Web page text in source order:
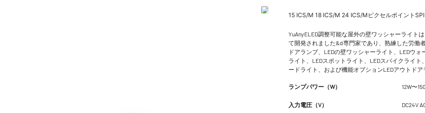
15 ICS/M 18 ICS/M 24 ICS/Mピクセルポイント
YuAnyELED調整可能な屋外の壁ワッシャーライト
て開発されました&d専門家であり、熟練した労働
ドアランプ、LEDの壁ワッシャーライト、LEDウ
ライト、LEDスポットライト、LEDスパイクライト
ードライト、および機能オプションLEDアウトド
ランプパワー（W） 12W〜
入力電圧（V） DC24V